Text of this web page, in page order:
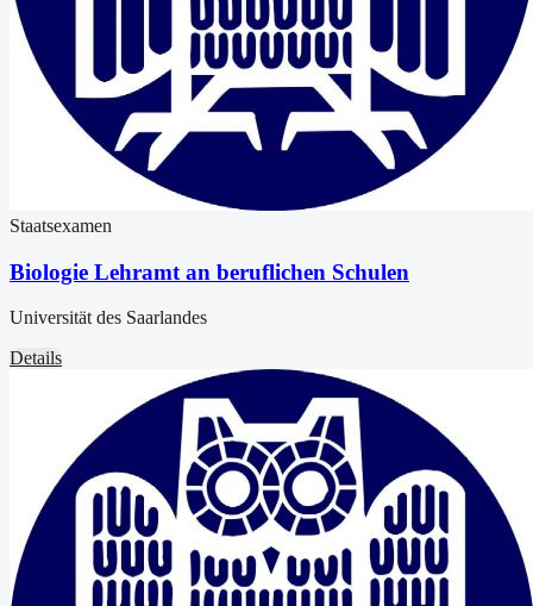
Staatsexamen
Biologie Lehramt an beruflichen Schulen
Universität des Saarlandes
Details